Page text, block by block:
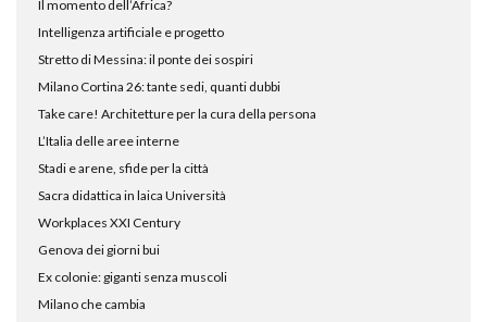
Il momento dell’Africa?
Intelligenza artificiale e progetto
Stretto di Messina: il ponte dei sospiri
Milano Cortina 26: tante sedi, quanti dubbi
Take care! Architetture per la cura della persona
L’Italia delle aree interne
Stadi e arene, sfide per la città
Sacra didattica in laica Università
Workplaces XXI Century
Genova dei giorni bui
Ex colonie: giganti senza muscoli
Milano che cambia